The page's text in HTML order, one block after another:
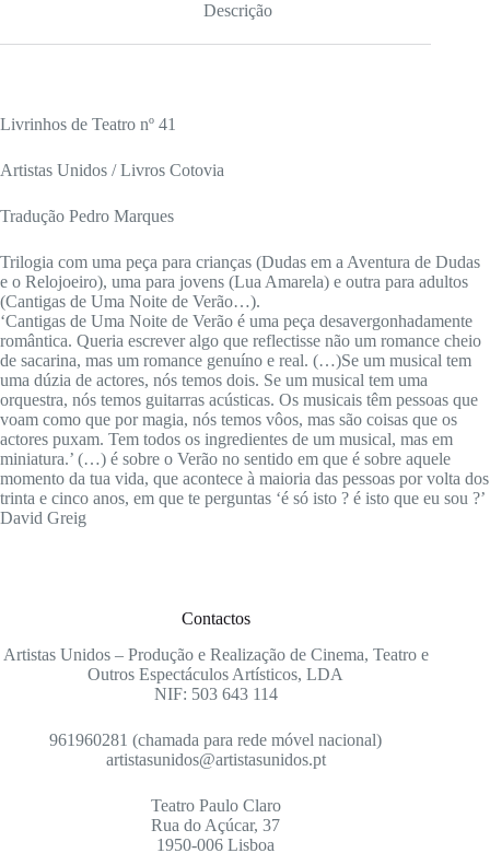
de
e
outras
Descrição
Livrinhos de Teatro nº 41
Artistas Unidos / Livros Cotovia
Tradução Pedro Marques
Trilogia com uma peça para crianças (Dudas em a Aventura de Dudas
e o Relojoeiro), uma para jovens (Lua Amarela) e outra para adultos
(Cantigas de Uma Noite de Verão…).
‘Cantigas de Uma Noite de Verão é uma peça desavergonhadamente
romântica. Queria escrever algo que reflectisse não um romance cheio
de sacarina, mas um romance genuíno e real. (…)Se um musical tem
uma dúzia de actores, nós temos dois. Se um musical tem uma
orquestra, nós temos guitarras acústicas. Os musicais têm pessoas que
voam como que por magia, nós temos vôos, mas são coisas que os
actores puxam. Tem todos os ingredientes de um musical, mas em
miniatura.’ (…) é sobre o Verão no sentido em que é sobre aquele
momento da tua vida, que acontece à maioria das pessoas por volta dos
trinta e cinco anos, em que te perguntas ‘é só isto ? é isto que eu sou ?’
David Greig
Contactos
Artistas Unidos – Produção e Realização de Cinema, Teatro e
Outros Espectáculos Artísticos, LDA
NIF: 503 643 114
961960281 (chamada para rede móvel nacional)
artistasunidos@artistasunidos.pt
Teatro Paulo Claro
Rua do Açúcar, 37
1950-006 Lisboa